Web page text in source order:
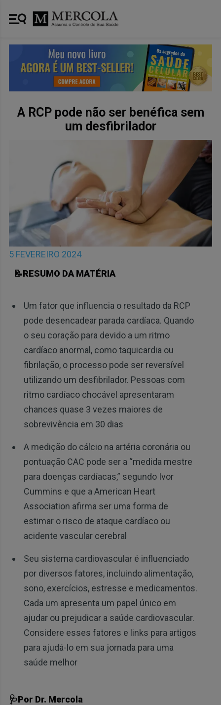
A RCP pode não ser benéfica sem
um desfibrilador
5 FEVEREIRO 2024
📝RESUMO DA MATÉRIA
Um fator que influencia o resultado da RCP
pode desencadear parada cardíaca. Quando
o seu coração para devido a um ritmo
cardíaco anormal, como taquicardia ou
fibrilação, o processo pode ser reversível
utilizando um desfibrilador. Pessoas com
ritmo cardíaco chocável apresentaram
chances quase 3 vezes maiores de
sobrevivência em 30 dias
A medição do cálcio na artéria coronária ou
pontuação CAC pode ser a “medida mestre
para doenças cardíacas,” segundo Ivor
Cummins e que a American Heart
Association afirma ser uma forma de
estimar o risco de ataque cardíaco ou
acidente vascular cerebral
Seu sistema cardiovascular é influenciado
por diversos fatores, incluindo alimentação,
sono, exercícios, estresse e medicamentos.
Cada um apresenta um papel único em
ajudar ou prejudicar a saúde cardiovascular.
Considere esses fatores e links para artigos
para ajudá-lo em sua jornada para uma
saúde melhor
🩺Por Dr. Mercola